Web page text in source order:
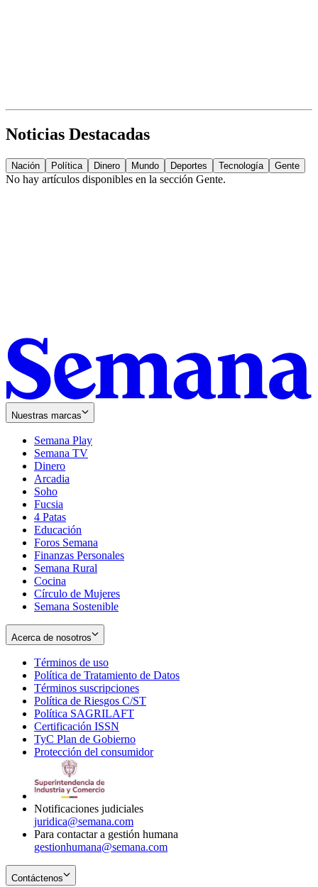
Noticias Destacadas
Nación Política Dinero Mundo Deportes Tecnología Gente
No hay artículos disponibles en la sección Gente.
Nuestras marcas
Semana Play
Semana TV
Dinero
Arcadia
Soho
in
new
window
Fucsia
in
new
window
4 Patas
Educación
Foros Semana
Finanzas Personales
Semana Rural
Cocina
Círculo de Mujeres
Semana Sostenible
Acerca de nosotros
Términos de uso
in
new
window
Política de Tratamiento de Datos
Términos suscripciones
in
Política de Riesgos C/ST
Política SAGRILAFT
new
window
Certificación ISSN
in
new
TyC Plan de Gobierno
in
Protección del consumidorOpens
Notificaciones judiciales
juridica@semana.com
Para contactar a gestión humana
gestionhumana@semana.com
Contáctenos